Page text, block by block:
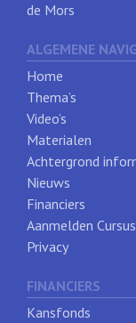
de Mors
ALGEMENE
Home
Thema’s
Video’s
Materialen
Achtergrond
Nieuws
Financiers
Aanmelden Cursus
Privacy
FINANCIERS
Kansfonds